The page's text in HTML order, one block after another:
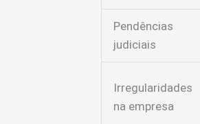
Pendências
judiciais
Irregularidades
na empresa